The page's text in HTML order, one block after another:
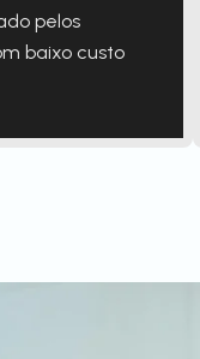
pelos
baixo custo